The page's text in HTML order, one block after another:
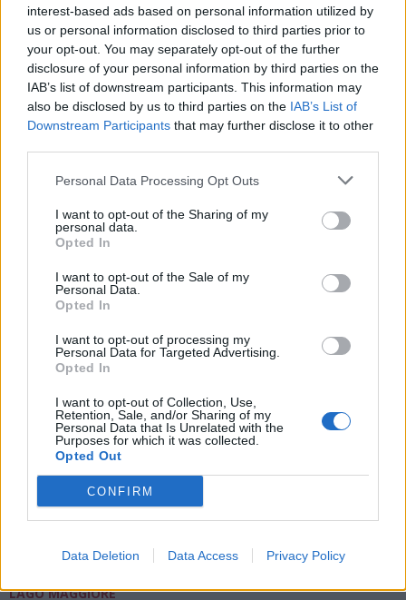
interest-based ads based on personal information utilized by
us or personal information disclosed to third parties prior to
your opt-out. You may separately opt-out of the further
disclosure of your personal information by third parties on the
IAB’s list of downstream participants. This information may
also be disclosed by us to third parties on the IAB’s List of
Downstream Participants that may further disclose it to other
Personal Data Processing Opt Outs
I want to opt-out of the Sharing of my
personal data.
Opted In
I want to opt-out of the Sale of my
Personal Data.
Opted In
I want to opt-out of processing my
Personal Data for Targeted Advertising.
Opted In
I want to opt-out of Collection, Use,
Retention, Sale, and/or Sharing of my
Personal Data that Is Unrelated with the
Purposes for which it was collected.
Opted Out
CONFIRM
Data Deletion Data Access Privacy Policy
Sotto le stelle del VCO, in bici per
l’inclusione: sabato 8 la Pedalata
LAGO MAGGIORE